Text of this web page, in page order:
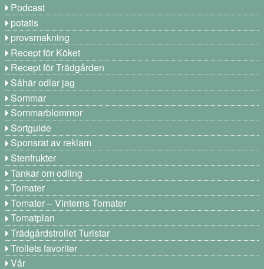
Podcast
potatis
provsmakning
Recept för Köket
Recept för Trädgården
Såhär odlar jag
Sommar
Sommarblommor
Sortguide
Sponsrat av reklam
Stenfrukter
Tankar om odling
Tomater
Tomater – Vinterns Tomater
Tomatplan
Trädgårdstrollet Turistar
Trollets favoriter
Vår